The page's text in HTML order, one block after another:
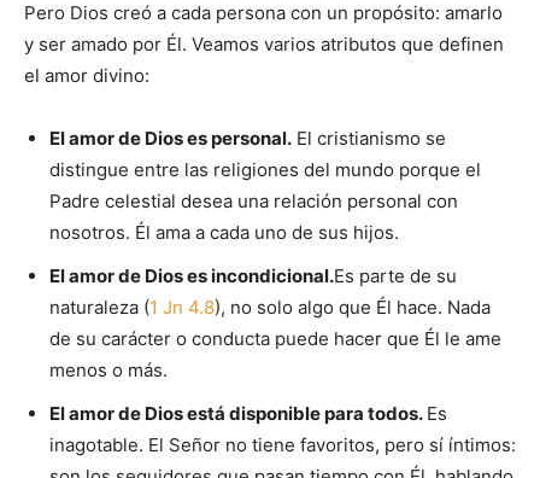
Pero Dios creó a cada persona con un propósito: amarlo
y ser amado por Él. Veamos varios atributos que definen
el amor divino:
El amor de Dios es personal. El cristianismo se
distingue entre las religiones del mundo porque el
Padre celestial desea una relación personal con
nosotros. Él ama a cada uno de sus hijos.
El amor de Dios es incondicional.Es parte de su
naturaleza (1 Jn 4.8), no solo algo que Él hace. Nada
de su carácter o conducta puede hacer que Él le ame
menos o más.
El amor de Dios está disponible para todos. Es
inagotable. El Señor no tiene favoritos, pero sí íntimos: